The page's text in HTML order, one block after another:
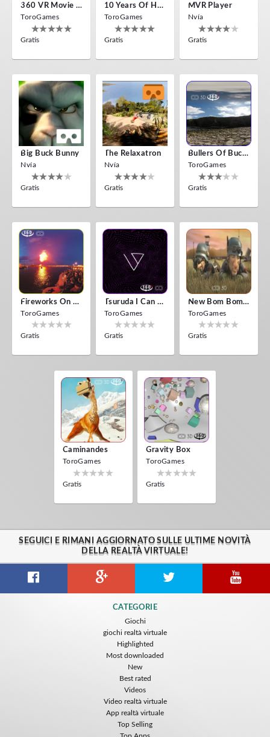
360 VR Movie Experience
ToroGames
Gratis
10 Years Of Horror Nights
ToroGames
Gratis
MVR Player
Nvía
Gratis
Big Buck Bunny
Nvía
Gratis
The Relaxatron
Nvía
Gratis
Bullers Of Buchan Aberdeen
ToroGames
Gratis
Fireworks On Victory Day
ToroGames
Gratis
Tsuruda I Can Get Really Crazy
ToroGames
Gratis
New Bom Bom Vr SBS 2020
ToroGames
Gratis
Caminandes
ToroGames
Gratis
Gravity Box
ToroGames
Gratis
SEGUICI E RIMANI AGGIORNATO SULLE ULTIME NOVITÀ
DELLA REALTÀ VIRTUALE!
CATEGORIE
Giochi
giochi realtà virtuale
Highlighted
Most downloaded
New
Best rated
Videos
Video realtà virtuale
App realtà virtuale
Top Selling